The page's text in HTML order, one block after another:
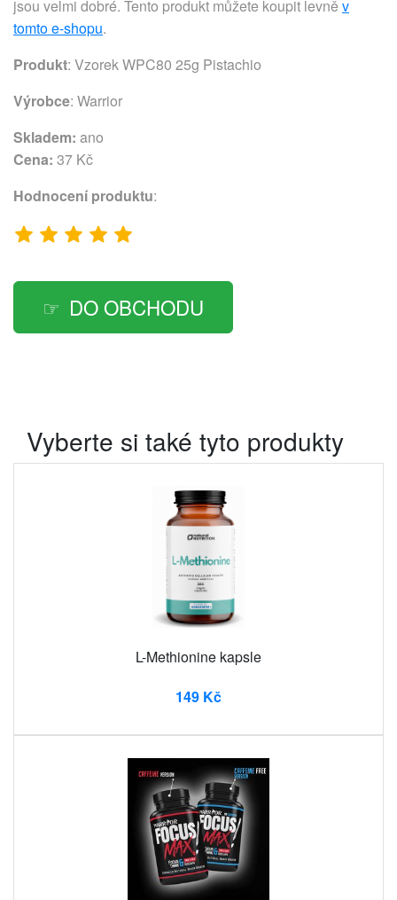
jsou velmi dobré. Tento produkt můžete koupit levně v
tomto e-shopu.
Produkt: Vzorek WPC80 25g Pistachio
Výrobce: Warrior
Skladem: ano
Cena: 37 Kč
Hodnocení produktu:
DO OBCHODU
Vyberte si také tyto produkty
L-Methionine kapsle
149 Kč